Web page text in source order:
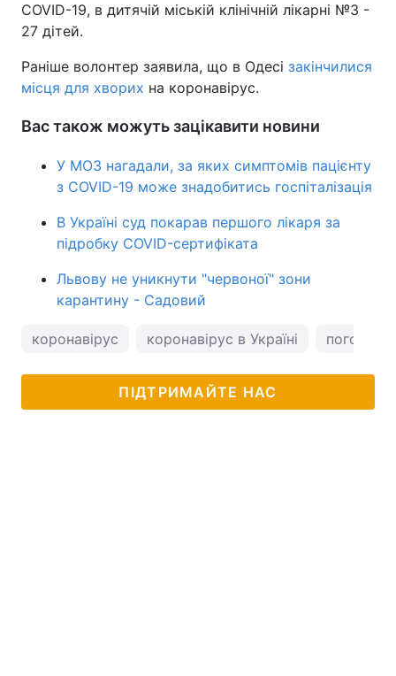
СOVID-19, в дитячій міській клінічній лікарні №3 -
27 дітей.
Раніше волонтер заявила, що в Одесі закінчилися
місця для хворих на коронавірус.
Вас також можуть зацікавити новини
У МОЗ нагадали, за яких симптомів пацієнту
з COVID-19 може знадобитись госпіталізація
В Україні суд покарав першого лікаря за
підробку COVID-сертифіката
Львову не уникнути "червоної" зони
карантину - Садовий
коронавірус коронавірус в Україні погода в
ПІДТРИМАЙТЕ НАС